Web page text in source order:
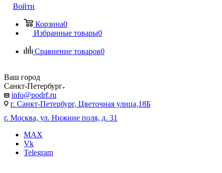
Войти
Корзина0
Избранные товары0
Сравнение товаров0
Ваш город
Санкт-Петербург
info@podrf.ru
г. Санкт-Петербург, Цветочная улица,18Б
г. Москва, ул. Нижние поля, д. 31
MAX
Vk
Telegram